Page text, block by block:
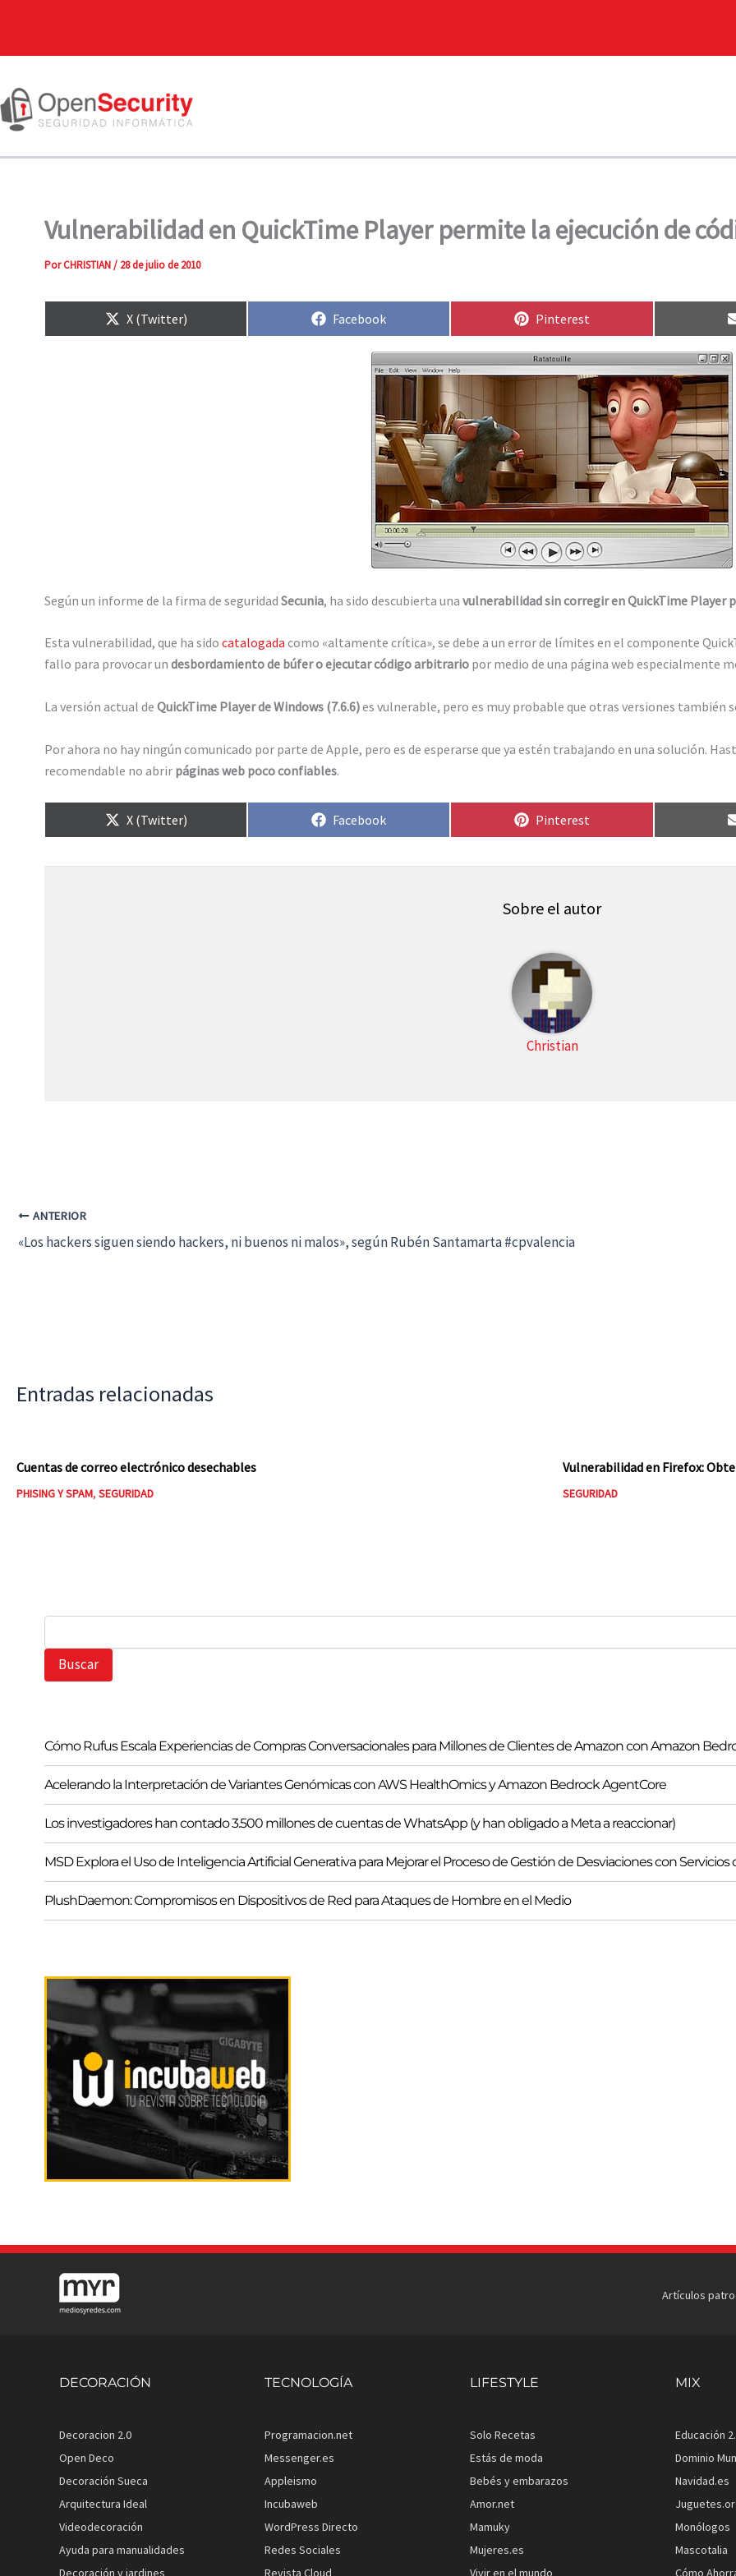
Vulnerabilidad en QuickTime Player permite la ejecución de
PorCHRISTIAN/ 28 de julio de 2010
Compartir
en
X (Twitter)
Compartir
Facebook
Compartir
Pinterest
Según un informe de la firma de seguridad Secunia, ha sido descubierta una vulnerabilidad sin corregir en QuickTime Player
Esta vulnerabilidad, que ha sido catalogada como «altamente crítica», se debe a un error de límites en el componente
fallo para provocar un desbordamiento de búfer o ejecutar código arbitrario por medio de una página web especialmente
La versión actual de QuickTime Player de Windows (7.6.6)es vulnerable, pero es muy probable que otras versiones también
Por ahora no hay ningún comunicado por parte de Apple, pero es de esperarse que ya estén trabajando en una solución.
recomendable no abrir páginas web poco confiables.
Compartir
en
X (Twitter)
Compartir
Facebook
Compartir
Pinterest
Sobre el autor
Christian
ANTERIOR
«Los hackers siguen siendo hackers, ni buenos ni malos», según Rubén Santamarta #cpvalencia
Entradas relacionadas
Cuentas de correo electrónico desechables
PHISING Y SPAM, SEGURIDAD
Vulnerabilidad en Firefox:
SEGURIDAD
B
s
Buscar
Cómo Rufus Escala Experiencias de Compras Conversacionales para Millones de Clientes de Amazon con Amazon
Acelerando la Interpretación de Variantes Genómicas con AWS HealthOmics y Amazon Bedrock AgentCore
Los investigadores han contado 3.500 millones de cuentas de WhatsApp (y han obligado a Meta a reaccionar)
MSD Explora el Uso de Inteligencia Artificial Generativa para Mejorar el Proceso de Gestión de Desviaciones con Servicios
PlushDaemon: Compromisos en Dispositivos de Red para Ataques de Hombre en el Medio
Artículos
DECORACIÓN
Decoracion 2.0
Open Deco
Decoración Sueca
Arquitectura Ideal
Videodecoración
Ayuda para manualidades
Decoración y jardines
TECNOLOGÍA
Programacion.net
Messenger.es
Appleismo
Incubaweb
WordPress Directo
Redes Sociales
Revista Cloud
LIFESTYLE
Solo Recetas
Estás de moda
Bebés y embarazos
Amor.net
Mamuky
Mujeres.es
Vivir en el mundo
MIX
Educación
Dominio
Navidad.es
Monólogos
Mascotalia
Cómo